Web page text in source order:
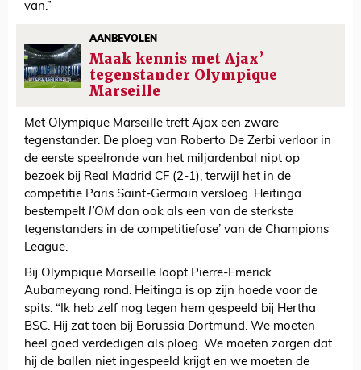
van.”
AANBEVOLEN
Maak kennis met Ajax’
tegenstander Olympique
Marseille
Met Olympique Marseille treft Ajax een zware
tegenstander. De ploeg van Roberto De Zerbi verloor in
de eerste speelronde van het miljardenbal nipt op
bezoek bij Real Madrid CF (2-1), terwijl het in de
competitie Paris Saint-Germain versloeg. Heitinga
bestempelt l’OM dan ook als een van de sterkste
tegenstanders in de competitiefase’ van de Champions
League.
Bij Olympique Marseille loopt Pierre-Emerick
Aubameyang rond. Heitinga is op zijn hoede voor de
spits. “Ik heb zelf nog tegen hem gespeeld bij Hertha
BSC. Hij zat toen bij Borussia Dortmund. We moeten
heel goed verdedigen als ploeg. We moeten zorgen dat
hij de ballen niet ingespeeld krijgt en we moeten de